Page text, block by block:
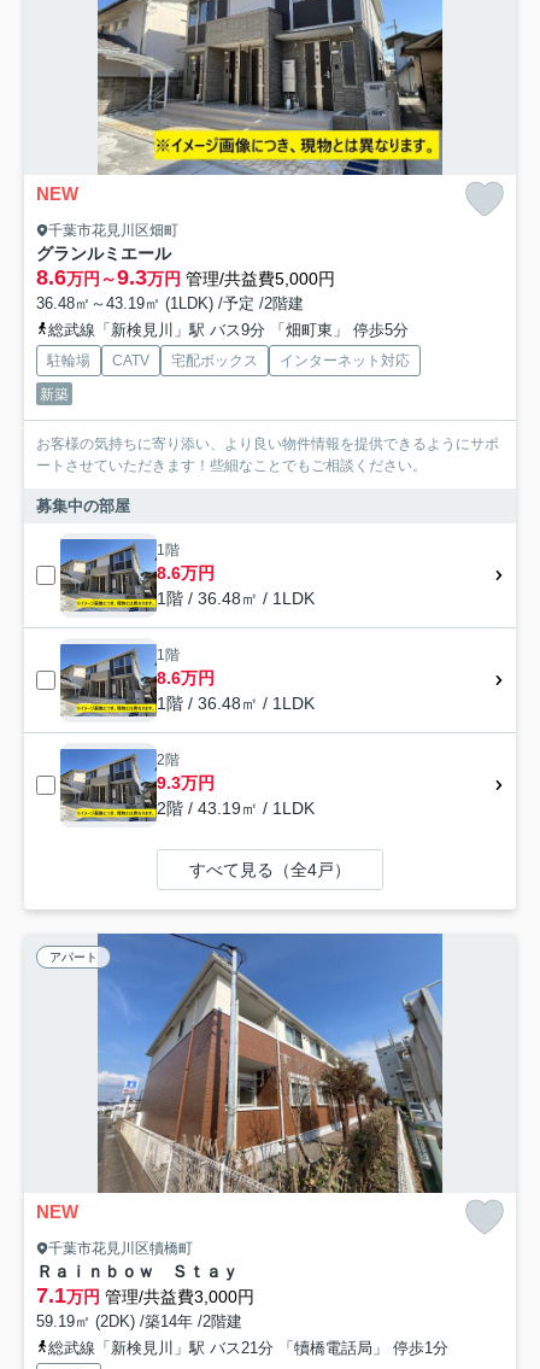
NEW
千葉市花見川区畑町
グランルミエール
8.6万円～9.3万円 管理/共益費5,000円
36.48㎡～43.19㎡ (1LDK) /予定 /2階建
総武線「新検見川」駅 バス9分 「畑町東」 停歩5分
駐輪場 CATV 宅配ボックス
インターネット対応
新築
お客様の気持ちに寄り添い、より良い物件情報を提供できるようにサポ
ートさせていただきます！些細なことでもご相談ください。
募集中の部屋
1階
8.6万円
1階 / 36.48㎡ / 1LDK
1階
8.6万円
1階 / 36.48㎡ / 1LDK
2階
9.3万円
2階 / 43.19㎡ / 1LDK
すべて見る（全4戸）
アパート
NEW
千葉市花見川区犢橋町
Ｒａｉｎｂｏｗ Ｓｔａｙ
7.1万円 管理/共益費3,000円
59.19㎡ (2DK) /築14年 /2階建
総武線「新検見川」駅 バス21分 「犢橋電話局」 停歩1分